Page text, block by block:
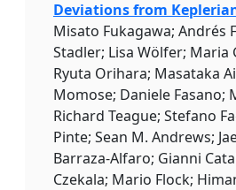
Deviations from
Misato Fukagawa; Andrés
Stadler; Lisa Wölfer; Maria
Ryuta Orihara; Masataka
Momose; Daniele Fasano;
Richard Teague; Stefano
Pinte; Sean M. Andrews;
Barraza-Alfaro; Gianni
Czekala; Mario Flock;